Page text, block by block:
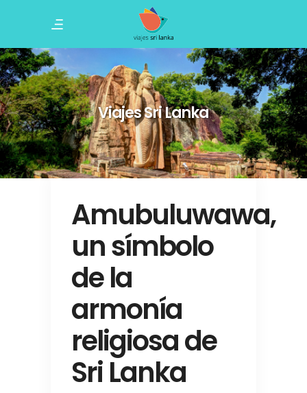
Viajes Sri Lanka
Amubuluwawa,
un símbolo
de la
armonía
religiosa de
Sri Lanka